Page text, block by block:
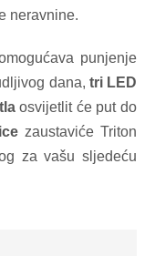
neravnine.
punjenje
dana, tri LED
osvijetlit će put do
zaustaviće Triton
za vašu sljedeću